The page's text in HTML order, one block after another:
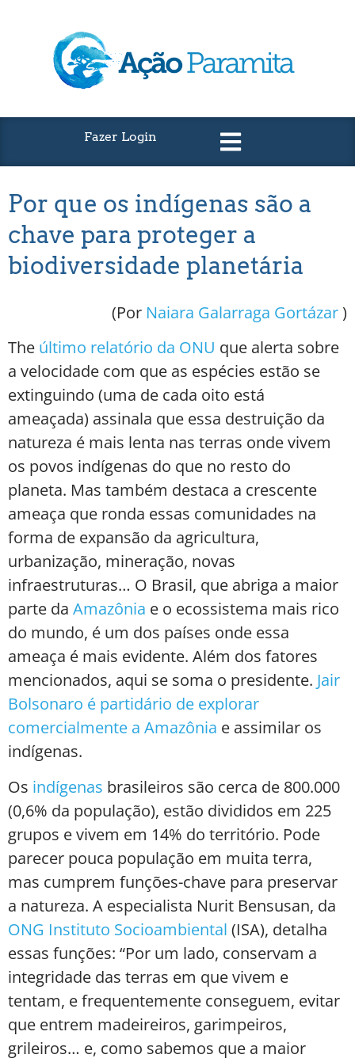
Fazer Login
Por que os indígenas são a
chave para proteger a
biodiversidade planetária
(Por Naiara Galarraga Gortázar)
The último relatório da ONU que alerta sobre
a velocidade com que as espécies estão se
extinguindo (uma de cada oito está
ameaçada) assinala que essa destruição da
natureza é mais lenta nas terras onde vivem
os povos indígenas do que no resto do
planeta. Mas também destaca a crescente
ameaça que ronda essas comunidades na
forma de expansão da agricultura,
urbanização, mineração, novas
infraestruturas… O Brasil, que abriga a maior
parte da Amazônia e o ecossistema mais rico
do mundo, é um dos países onde essa
ameaça é mais evidente. Além dos fatores
mencionados, aqui se soma o presidente. Jair
Bolsonaro é partidário de explorar
comercialmente a Amazônia e assimilar os
indígenas.
Os indígenas brasileiros são cerca de 800.000
(0,6% da população), estão divididos em 225
grupos e vivem em 14% do território. Pode
parecer pouca população em muita terra,
mas cumprem funções-chave para preservar
a natureza. A especialista Nurit Bensusan, da
ONG Instituto Socioambiental (ISA), detalha
essas funções: “Por um lado, conservam a
integridade das terras em que vivem e
tentam, e frequentemente conseguem, evitar
que entrem madeireiros, garimpeiros,
grileiros… e, como sabemos que a maior